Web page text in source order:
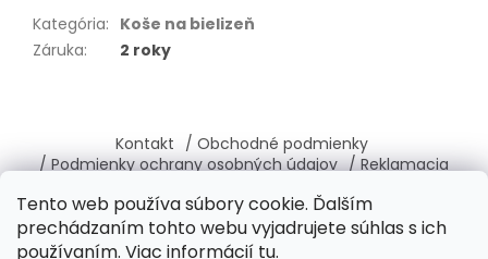
Tento web používa súbory cookie. Ďalším
prechádzaním tohto webu vyjadrujete súhlas s ich
používaním. Viac informácií tu.
Kategória: Koše na bielizeň
Záruka: 2 roky
p
ä
Kontakt / Obchodné podmienky
/ Podmienky ochrany osobných údajov / Reklamacia